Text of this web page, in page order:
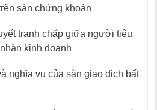
sàn chứng khoán
tranh chấp giữa người tiêu
kinh doanh
nghĩa vụ của sàn giao dịch bất